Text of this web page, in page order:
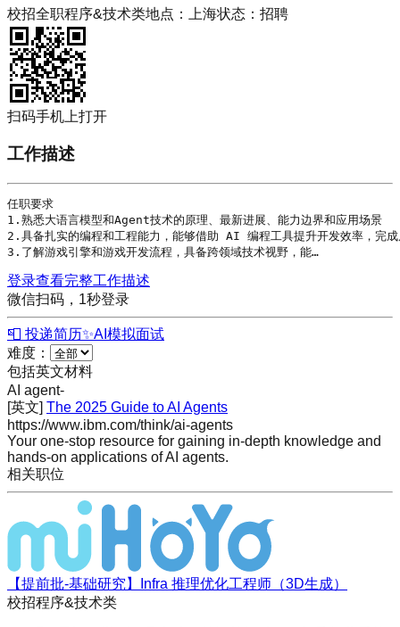
校招全职程序&技术类地点： 上海状态： 招聘
扫码手机上打开
工作描述
任职要求
1.熟悉大语言模型和Agent技术的原理、最新进展、能力边界和应用场景
2.具备扎实的编程和工程能力，能够借助 AI 编程工具提升开发效率，完成
3.了解游戏引擎和游戏开发流程，具备跨领域技术视野，能…
登录查看完整工作描述
微信扫码，1秒登录
📮 投递简历✨AI模拟面试
难度：
包括英文材料
AI agent-
[英文] The 2025 Guide to AI Agents
https://www.ibm.com/think/ai-agents
Your one-stop resource for gaining in-depth knowledge and
hands-on applications of AI agents.
相关职位
【提前批-基础研究】Infra 推理优化工程师（3D生成）
校招程序&技术类